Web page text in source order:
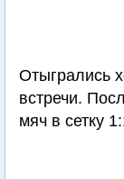
Отыгрались
встречи.
мяч в сетку